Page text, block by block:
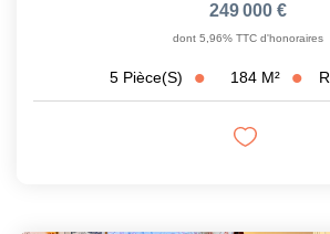
249 000 €
dont 5,96% TTC d'honoraires
5 Pièce(s) 184 M²